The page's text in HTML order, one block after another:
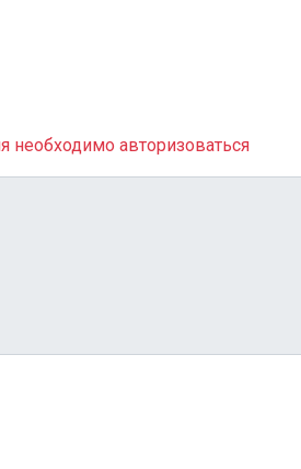
необходимо авторизоваться